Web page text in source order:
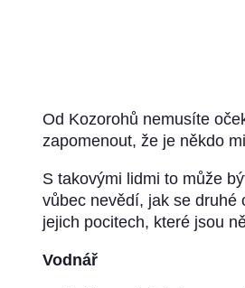
Od Kozorohů nemusíte
zapomenout, že je někdo
S takovými lidmi to může
vůbec nevědí, jak se druhé
jejich pocitech, které jsou
Vodnář